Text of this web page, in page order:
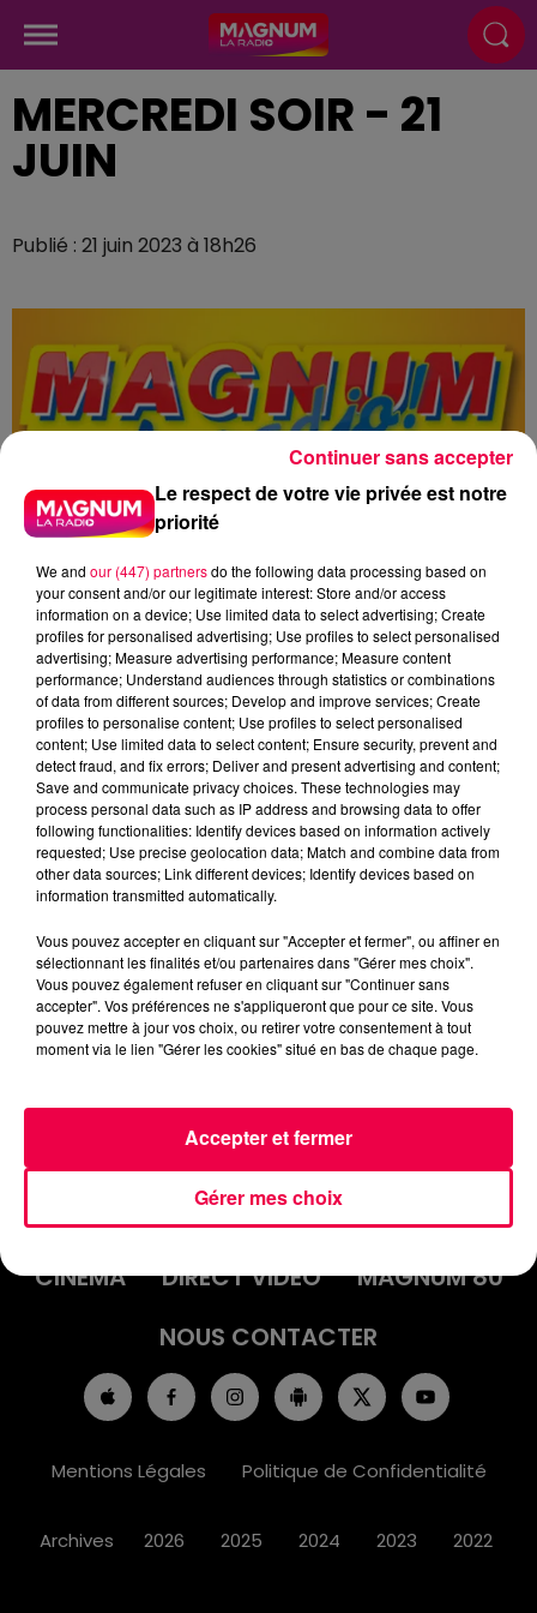
MERCREDI SOIR - 21
JUIN
Publié : 21 juin 2023 à 18h26
Flash infos
Crédit :Flash infos
INFOS
AGENDA
JEUX
PODCASTS
CINÉMA
DIRECT VIDÉO
MAGNUM 80
NOUS CONTACTER
Mentions Légales Politique de Confidentialité
Archives 2026 2025 2024 2023 2022
Le respect de votre vie privée est notre
priorité
We and our (447) partnersdo the following data processing based on
your consent and/or our legitimate interest: Store and/or access
information on a device; Use limited data to select advertising; Create
profiles for personalised advertising; Use profiles to select personalised
advertising; Measure advertising performance; Measure content
performance; Understand audiences through statistics or combinations
of data from different sources; Develop and improve services; Create
profiles to personalise content; Use profiles to select personalised
content; Use limited data to select content; Ensure security, prevent and
detect fraud, and fix errors; Deliver and present advertising and content;
Save and communicate privacy choices. These technologies may
process personal data such as IP address and browsing data to offer
following functionalities: Identify devices based on information actively
requested; Use precise geolocation data; Match and combine data from
other data sources; Link different devices; Identify devices based on
information transmitted automatically.
Vous pouvez accepter en cliquant sur "Accepter et fermer", ou affiner en
sélectionnant les finalités et/ou partenaires dans "Gérer mes choix".
Vous pouvez également refuser en cliquant sur "Continuer sans
accepter". Vos préférences ne s'appliqueront que pour ce site. Vous
pouvez mettre à jour vos choix, ou retirer votre consentement à tout
moment via le lien "Gérer les cookies" situé en bas de chaque page.
Gérer mes choix
Accepter et fermer
Continuer sans accepter